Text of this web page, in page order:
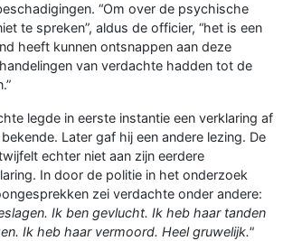
“Om over de psychische
te spreken”, aldus de officier, “het is een
heeft kunnen ontsnappen aan deze
van verdachte hadden tot de
legde in eerste instantie een verklaring af
Later gaf hij een andere lezing. De
echter niet aan zijn eerdere
In door de politie in het onderzoek
zei verdachte onder andere:
Ik ben gevlucht. Ik heb haar tanden
Ik heb haar vermoord. Heel gruwelijk."